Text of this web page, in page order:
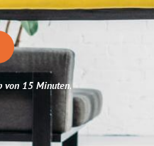
von 15 Minuten.